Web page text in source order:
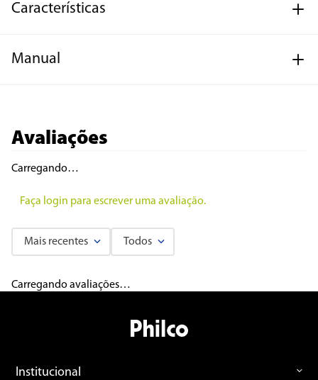
Características
Manual
Avaliações
Carregando…
Faça login para escrever uma avaliação.
Mais recentes Todos
Carregando avaliações…
Institucional